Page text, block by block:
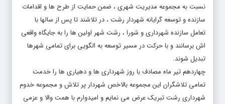
نسبت به مجموعه مدیریت شهری ، ضمن حمایت از طرح ها و اقدامات
سازنده و توسعه گرایانه شهردار رشت ، در تلاشند تا پس از سالها با
تعامل سازنده شهرداری و شورا ، رشت شهر اولین ها را به جایگاه واقعی
اش برسانند و با حرکت در مسیر توسعه به الگویی برای تمامی شهرها
تبدیل شوند.
چهاردهم تیر ماه مصادف با روز شهرداری ها و دهیاری ها را خدمت
تمامی تلاشگران این مجموعه بالاخص شهردار پر تلاش و مجموعه خدوم
شهرداری رشت تبریک عرض می نمایم و امیدوارم با همت والا و عزمی